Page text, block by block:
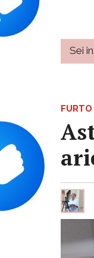
Sei in:
FURTO